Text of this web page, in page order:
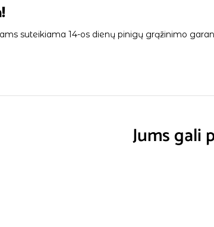
suteikiama 14-os dienų pinigų grąžinimo
Jums gali